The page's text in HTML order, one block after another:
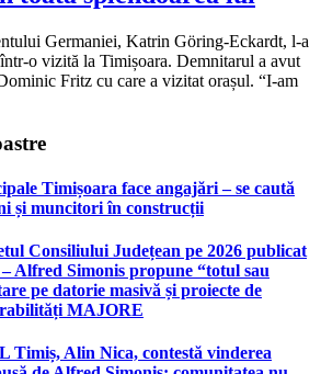
Germaniei, Katrin Göring-Eckardt, l-a
o vizită la Timișoara. Demnitarul a avut
Fritz cu care a vizitat orașul. “I-am
Timișoara face angajări – se caută
și muncitori în construcții
Consiliului Județean pe 2026 publicat
Alfred Simonis propune “totul sau
pe datorie masivă și proiecte de
MAJORE
Timiș, Alin Nica, contestă vinderea